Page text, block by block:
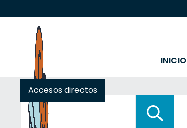
INICIO
Accesos directos
Buscar: